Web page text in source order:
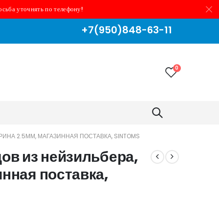
уточнять по телефону!
+7(950)848-63-11
0
2.5ММ, МАГАЗИННАЯ ПОСТАВКА, SINTOMS
из нейзильбера,
поставка,